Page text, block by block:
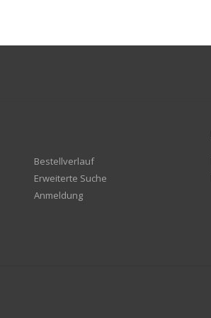
Bestellverlauf
Erweiterte Suche
Anmeldung